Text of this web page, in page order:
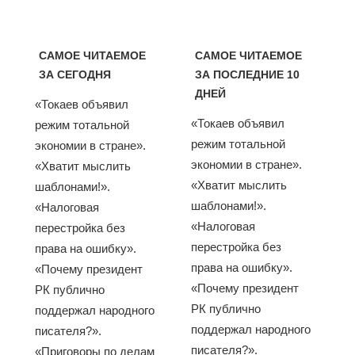
САМОЕ ЧИТАЕМОЕ
ЗА СЕГОДНЯ
«Токаев объявил
режим тотальной
экономии в стране».
«Хватит мыслить
шаблонами!».
«Налоговая
перестройка без
права на ошибку».
«Почему президент
РК публично
поддержал народного
писателя?».
«Приговоры по делам
САМОЕ ЧИТАЕМОЕ
ЗА ПОСЛЕДНИЕ 10
ДНЕЙ
«Токаев объявил
режим тотальной
экономии в стране».
«Хватит мыслить
шаблонами!».
«Налоговая
перестройка без
права на ошибку».
«Почему президент
РК публично
поддержал народного
писателя?».